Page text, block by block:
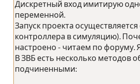
Дискретный вход имитирую
переменной.
Запуск проекта
контроллера в симуляцию).
настроено - читаем по форуму.
В ЗВБ есть несколько методов
подчиненными: